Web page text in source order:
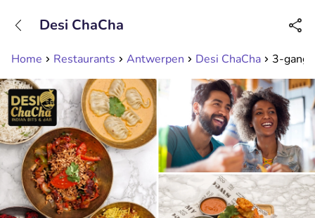
Available until 23:00
Home Restaurants Antwerpen Desi ChaCha 3-
Desi ChaCha